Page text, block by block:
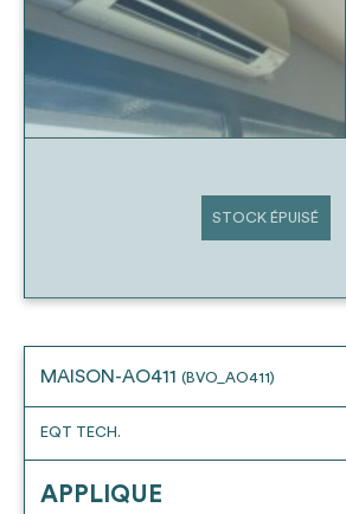
STOCK ÉPUISÉ
MAISON-AO411 (BVO_AO411)
EQT TECH.
APPLIQUE